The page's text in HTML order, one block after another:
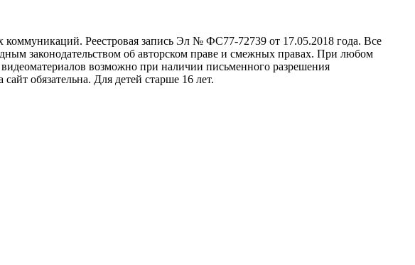
Реестровая запись Эл № ФС77-72739 от 17.05.2018 года. Все
законодательством об авторском праве и смежных правах. При любом
возможно при наличии письменного разрешения
обязательна. Для детей старше 16 лет.